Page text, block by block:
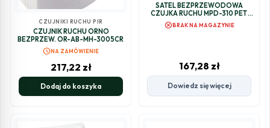
CZUJNIKI RUCHU PIR
CZUJNIK RUCHU ORNO
BEZPRZEW. OR-AB-MH-3005CR
scheduleNA ZAMÓWIENIE
217,22 zł
Dodaj do koszyka
SATEL BEZPRZEWODOWA
CZUJKA RUCHU MPD-310 PET
cancelBRAK NA MAGAZYNIE
167,28 zł
Dowiedz się więcej